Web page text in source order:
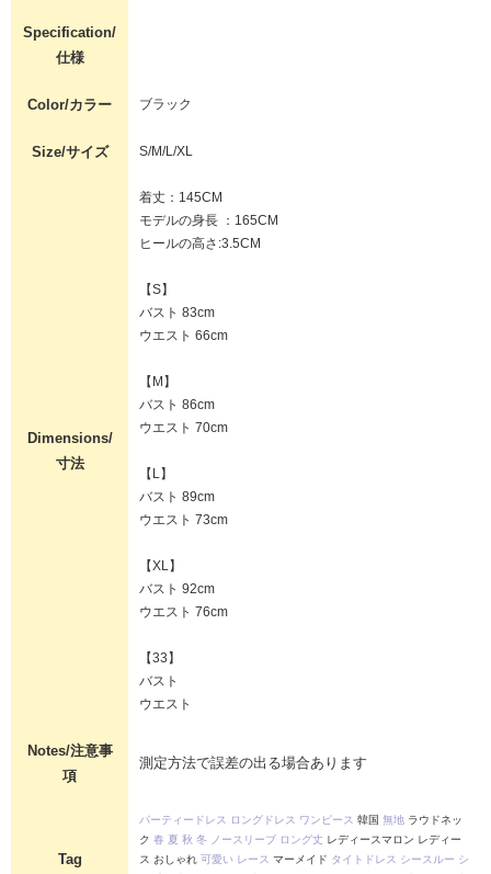
Specification/
仕様
Color/カラー ブラック
Size/サイズ S/M/L/XL
Dimensions/
寸法
着丈：145CM
モデルの身長 ：165CM
ヒールの高さ:3.5CM
【S】
バスト 83cm
ウエスト 66cm
【M】
バスト 86cm
ウエスト 70cm
【L】
バスト 89cm
ウエスト 73cm
【XL】
バスト 92cm
ウエスト 76cm
【33】
バスト
ウエスト
Notes/注意事
項
測定方法で誤差の出る場合あります
Tag
パーティードレス ロングドレス ワンピース 韓国 無地 ラウドネッ
ク 春 夏 秋 冬 ノースリーブ ロング丈 レディースマロン レディー
ス おしゃれ 可愛い レース マーメイド タイトドレス シースルー シ